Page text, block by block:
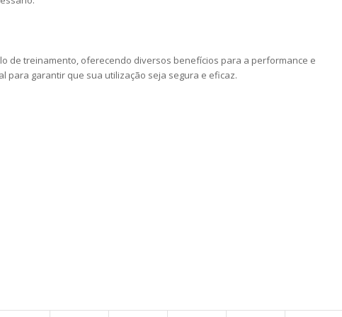
de treinamento, oferecendo diversos benefícios para a performance e
para garantir que sua utilização seja segura e eficaz.